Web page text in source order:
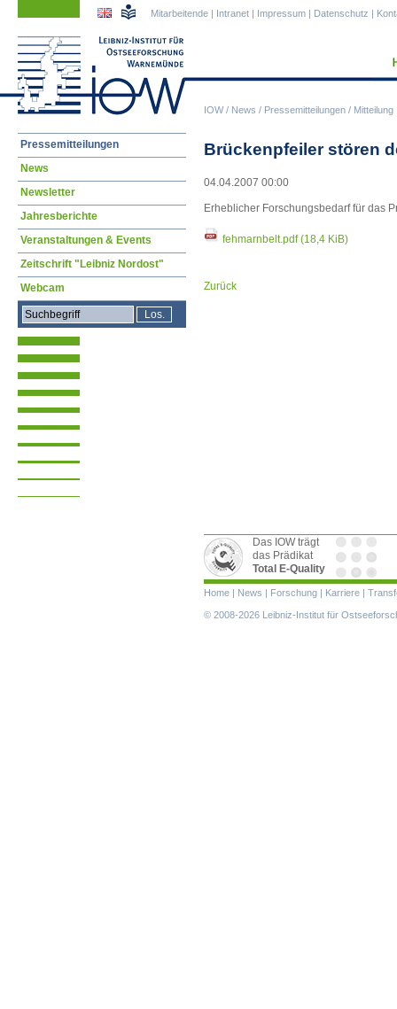
IOW/ News / Pressemitteilungen / Mitteilung
Mitarbeitende | Intranet | Impressum | Datenschutz |
Brückenpfeiler stören
04.04.2007 00:00
Erheblicher Forschungsbedarf für das
fehmarnbelt.pdf(18,4 KiB)
Zurück
Navigation
Pressemitteilungen
News
Newsletter
Jahresberichte
Veranstaltungen & Events
Zeitschrift "Leibniz Nordost"
Webcam
Das IOW trägt
das Prädikat
Total E-Quality
Navigation
überspringen
Home | News | Forschung | Karriere |
© 2008-2026 Leibniz-Institut für